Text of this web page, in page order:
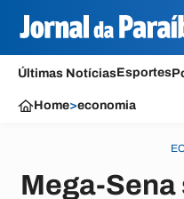
Últimas NotíciasEsportes
Home>economia
Mega-